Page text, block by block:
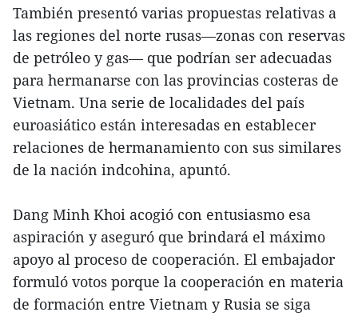
También presentó varias propuestas relativas a
las regiones del norte rusas—zonas con reservas
de petróleo y gas— que podrían ser adecuadas
para hermanarse con las provincias costeras de
Vietnam. Una serie de localidades del país
euroasiático están interesadas en establecer
relaciones de hermanamiento con sus similares
de la nación indcohina, apuntó.
Dang Minh Khoi acogió con entusiasmo esa
aspiración y aseguró que brindará el máximo
apoyo al proceso de cooperación. El embajador
formuló votos porque la cooperación en materia
de formación entre Vietnam y Rusia se siga